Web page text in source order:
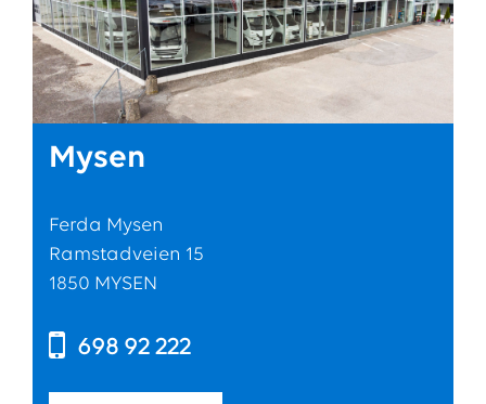
Mysen
Ferda Mysen
Ramstadveien 15
1850 MYSEN
698 92 222